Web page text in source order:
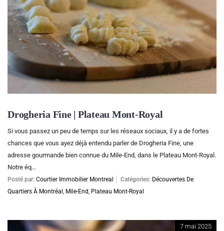
Drogheria Fine | Plateau Mont-Royal
Si vous passez un peu de temps sur les réseaux sociaux, il y a de fortes
chances que vous ayez déjà entendu parler de Drogheria Fine, une
adresse gourmande bien connue du Mile-End, dans le Plateau Mont-Royal.
Notre éq...
Posté par: Courtier Immobilier Montreal Catégories: Découvertes De
Quartiers À Montréal , Mile-End, Plateau Mont-Royal
7 mai 2025